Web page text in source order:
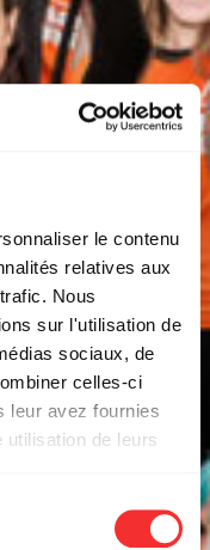
le contenu
relatives aux
Nous
sur l'utilisation de
sociaux, de
celles-ci
leur avez fournies
de leurs